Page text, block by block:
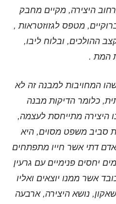
היצירה, מקיים מחבק
מטפס לגזוזטראות ,
ההולכים, ובלוח ליבו,
המת .
המחויבות למבנה זה לא
כלומר הדיקות מבנה
היצירה מתייחסת לעצמה,
סביב משפט מסוים, היא
דתי אשר חייו מתפתחים
יחסים פנימיים עם גרעין
אשר ממנו יוצאים ואליו
נושא היצירה, ארבעה